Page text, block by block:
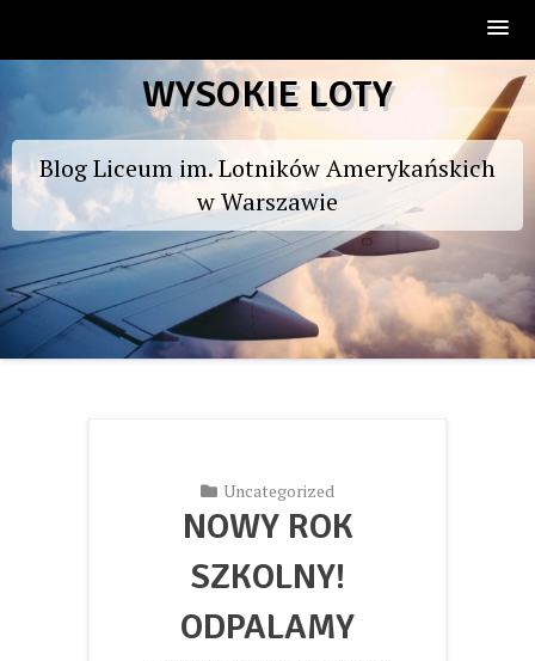
to
WYSOKIE LOTY
Blog Liceum im. Lotników Amerykańskich
w Warszawie
Uncategorized
NOWY ROK
SZKOLNY!
ODPALAMY